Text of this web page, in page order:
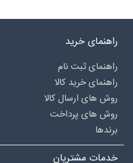
راهنمای خرید
راهنمای ثبت نام
راهنمای خرید کالا
روش های ارسال کالا
روش های پرداخت
برندها
خدمات مشتریان